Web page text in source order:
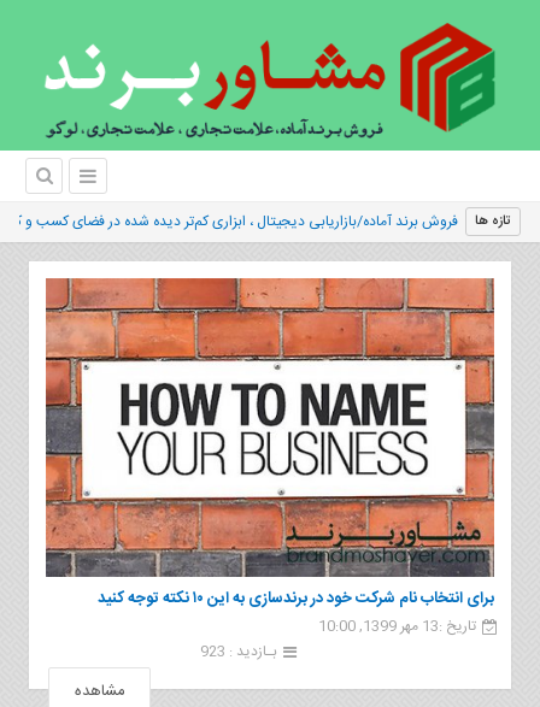
تازه ها فروش برند آماده/بازاریابی دیجیتال ، ابزاری کم‌تر دیده شده در فضای کسب و کار B2B
برای انتخاب نام شرکت خود در برندسازی به این ۱۰ نکته توجه کنید
تاریخ :13 مهر 1399, 10:00
بـازدید : 923
مشاهده